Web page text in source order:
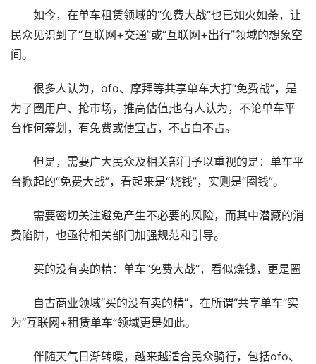
如今，在单车租赁领域的“免费大战”也已如火如荼，让
民众见识到了“互联网+交通”或“互联网+出行”领域的想象空
间。
很多人认为，ofo、摩拜等共享单车大打“免费战”，是
为了圈用户、抢市场，推高估值;也有人认为，不论单车平
台作何筹划，有免费或便宜占，不占白不占。
但是，需要广大民众及相关部门予以重视的是：单车平
台掀起的“免费大战”，看起来是“烧钱”，实则是“圈钱”。
需要密切关注避免产生不必要的风险，而其中潜藏的消
费陷阱，也亟待相关部门加强规范和引导。
买的没有卖的精：单车“免费大战”，看似烧钱，更是圈
自古商业领域“买的没有卖的精”，在所谓“共享单车”实
为“互联网+租赁单车”领域更是如此。
伴随天气日渐转暖，越来越适合民众骑行，包括ofo、